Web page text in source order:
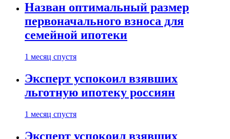
Назван оптимальный размер
первоначального взноса для
семейной ипотеки
1 месяц спустя
Эксперт успокоил взявших
льготную ипотеку россиян
1 месяц спустя
Эксперт успокоил взявших